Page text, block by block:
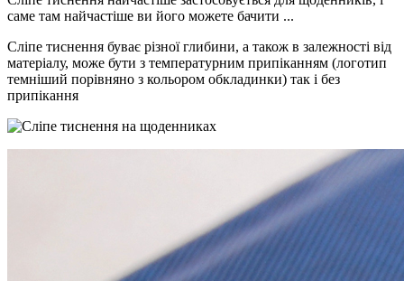
саме там найчастіше ви його можете бачити ...
Сліпе тиснення буває різної глибини, а також в залежності від
матеріалу, може бути з температурним припіканням (логотип
темніший порівняно з кольором обкладинки) так і без
припікання